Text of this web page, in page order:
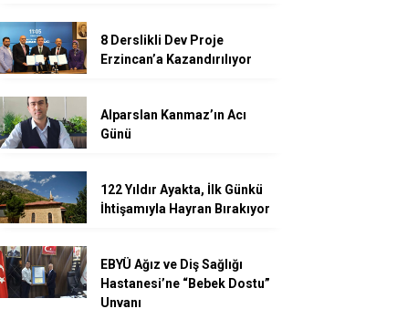
8 Derslikli Dev Proje
Erzincan’a Kazandırılıyor
Alparslan Kanmaz’ın Acı
Günü
122 Yıldır Ayakta, İlk Günkü
İhtişamıyla Hayran Bırakıyor
EBYÜ Ağız ve Diş Sağlığı
Hastanesi’ne “Bebek Dostu”
Unvanı